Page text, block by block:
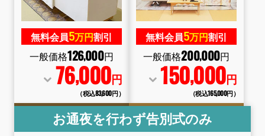
無料会員5万円割引
一般価格126,000円
76,000円
（税込83,600円）
無料会員5万円割引
一般価格200,000円
150,000円
（税込165,000円）
お通夜を行わず告別式のみ